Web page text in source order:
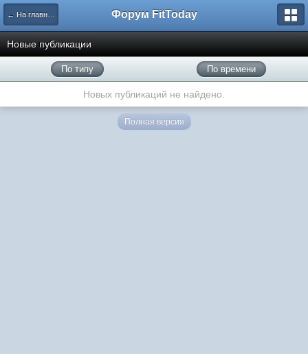
← На главную Форум FitToday
Новые публикации
По типу По времени
Новых публикаций не найдено.
Полная версия